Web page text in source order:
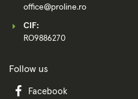
office@proline.ro
CIF:
RO9886270
Follow us
Facebook